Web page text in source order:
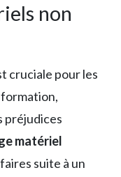
non
cruciale pour les
préjudices
matériel
suite à un